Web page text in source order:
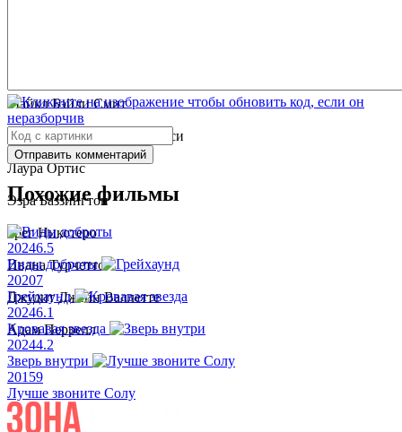
Майкл Бэйли Смит
Мэйси Камиллери Презиоси
Лаура Ортис
Эзра Баззингтон
Грег Никотеро
Ивана Турчетто
Джудит Джейн Валлетте
Адам Перрелл
Отправить комментарий
Похожие фильмы
20246.5
Виды доброты
20207
Грейхаунд
20246.1
Кровавая звезда
20244.2
Зверь внутри
20159
Лучше звоните Солу